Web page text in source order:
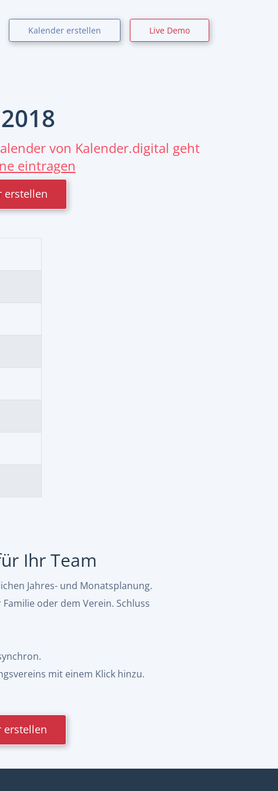
Kalender erstellen Live Demo
2018
von Kalender.digital geht
eintragen
erstellen
Ihr Team
Jahres- und Monatsplanung.
oder dem Verein. Schluss
mit einem Klick hinzu.
erstellen